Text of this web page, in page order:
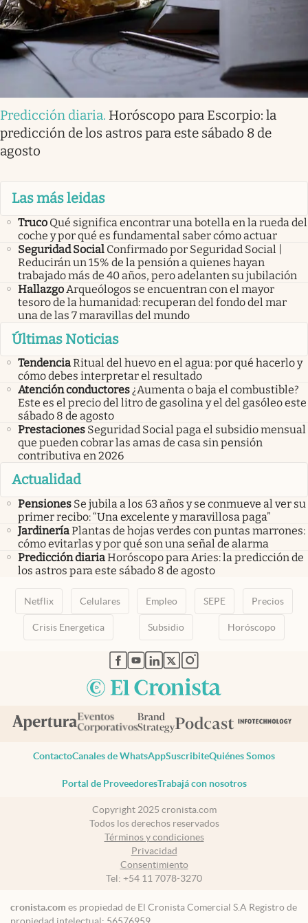
Predicción diaria. Horóscopo para Escorpio: la
predicción de los astros para este sábado 8 de
agosto
Las más leidas
Truco Qué significa encontrar una botella en la rueda del
coche y por qué es fundamental saber cómo actuar
Seguridad Social Confirmado por Seguridad Social |
Reducirán un 15% de la pensión a quienes hayan
trabajado más de 40 años, pero adelanten su jubilación
Hallazgo Arqueólogos se encuentran con el mayor
tesoro de la humanidad: recuperan del fondo del mar
una de las 7 maravillas del mundo
Últimas Noticias
TendenciaRitual del huevo en el agua: por qué hacerlo y
cómo debes interpretar el resultado
Atención conductores¿Aumenta o baja el combustible?
Este es el precio del litro de gasolina y el del gasóleo este
sábado 8 de agosto
Prestaciones Seguridad Social paga el subsidio mensual
que pueden cobrar las amas de casa sin pensión
contributiva en 2026
Actualidad
Pensiones Se jubila a los 63 años y se conmueve al ver su
primer recibo: “Una excelente y maravillosa paga”
JardineríaPlantas de hojas verdes con puntas marrones:
cómo evitarlas y por qué son una señal de alarma
Predicción diariaHoróscopo para Aries: la predicción de
los astros para este sábado 8 de agosto
Netflix Celulares Empleo SEPE Precios
Crisis Energetica Subsidio Horóscopo
abre en nueva pestaña
abre en nueva pestaña
abre en nueva pestaña
abre en nueva pestaña
abre en nueva pestaña
ContactoCanales de WhatsAppSuscribiteQuiénes Somos
Portal de ProveedoresTrabajá con nosotros
Copyright 2025 cronista.com
Todos los derechos reservados
Términos y condiciones
Privacidad
Consentimiento
Tel: +54 11 7078-3270
cronista.com es propiedad de El Cronista Comercial S.A Registro de